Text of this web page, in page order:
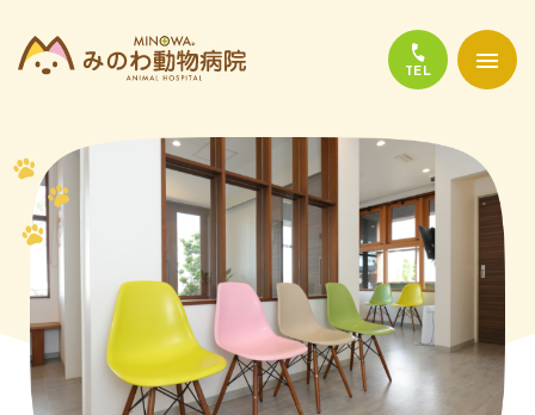
当院について
診療について
かかりやすい代表的な病気